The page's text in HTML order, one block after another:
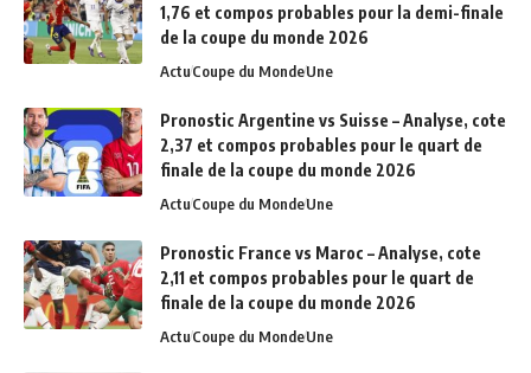
1,76 et compos probables pour la demi-finale
de la coupe du monde 2026
ActuCoupe du MondeUne
Pronostic Argentine vs Suisse – Analyse, cote
2,37 et compos probables pour le quart de
finale de la coupe du monde 2026
ActuCoupe du MondeUne
Pronostic France vs Maroc – Analyse, cote
2,11 et compos probables pour le quart de
finale de la coupe du monde 2026
ActuCoupe du MondeUne